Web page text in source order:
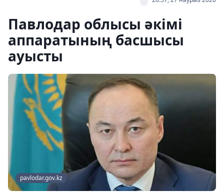
Павлодар облысы әкімі
аппаратының басшысы
ауысты
pavlodar.gov.kz